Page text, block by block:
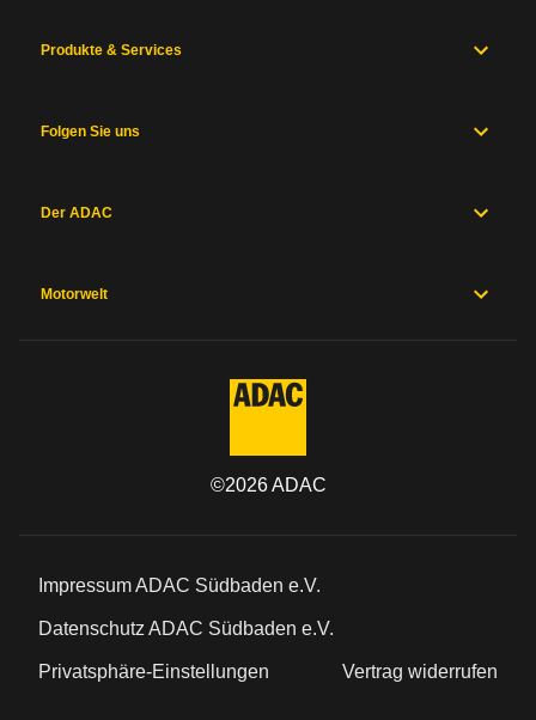
Produkte & Services
Folgen Sie uns
Der ADAC
Motorwelt
©2026ADAC
Impressum ADAC Südbaden e.V.
Datenschutz ADAC Südbaden e.V.
Privatsphäre-Einstellungen Vertrag widerrufen